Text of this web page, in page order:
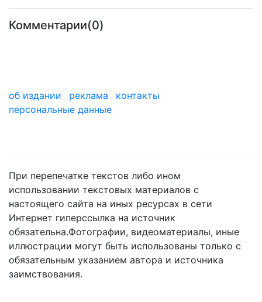
Комментарии(0)
об издании реклама
контакты
персональные данные
При перепечатке текстов либо ином
использовании текстовых материалов с
настоящего сайта на иных ресурсах в сети
Интернет гиперссылка на источник
обязательна.Фотографии, видеоматериалы, иные
иллюстрации могут быть использованы только с
обязательным указанием автора и источника
заимствования.